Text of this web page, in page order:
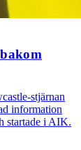
stjärnan
information
startade i AIK.